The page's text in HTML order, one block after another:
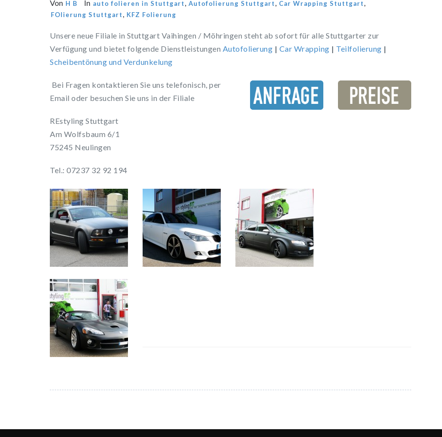
Von H B In auto folieren in Stuttgart, Autofolierung Stuttgart, Car Wrapping Stuttgart,
FOlierung Stuttgart, KFZ Folierung
Unsere neue Filiale in Stuttgart Vaihingen / Möhringen steht ab sofort für alle Stuttgarter zur
Verfügung und bietet folgende Dienstleistungen Autofolierung | Car Wrapping | Teilfolierung |
Scheibentönung und Verdunkelung
Bei Fragen kontaktieren Sie uns telefonisch, per
Email oder besuchen Sie uns in der Filiale
REstyling Stuttgart
Am Wolfsbaum 6/1
75245 Neulingen
Tel.: 07237 32 92 194